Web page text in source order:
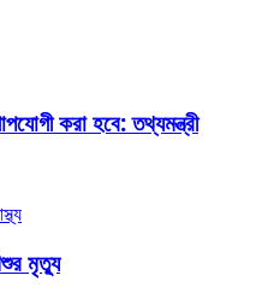
করা হবে: তথ্যমন্ত্রী
মৃত্যু